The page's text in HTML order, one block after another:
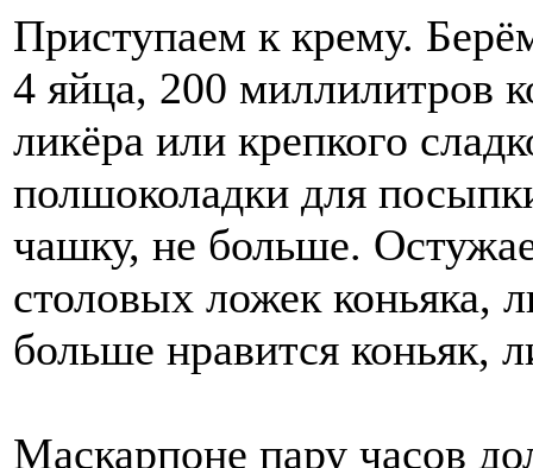
Приступаем к крему.
4 яйца, 200 миллилитров
ликёра или крепкого
полшоколадки для
чашку, не больше.
столовых ложек коньяка,
больше нравится коньяк,
Маскарпоне пару часов